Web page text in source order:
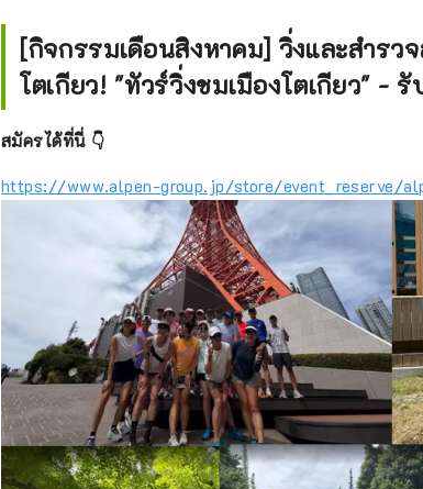
[กิจกรรมเดือนสิงหาคม] วิ่งและสำร
โตเกียว! "ทัวร์วิ่งชมเมืองโตเกียว" -
สมัครได้ที่นี่ 👇
https://www.alpen-group.jp/store/event_reserve/